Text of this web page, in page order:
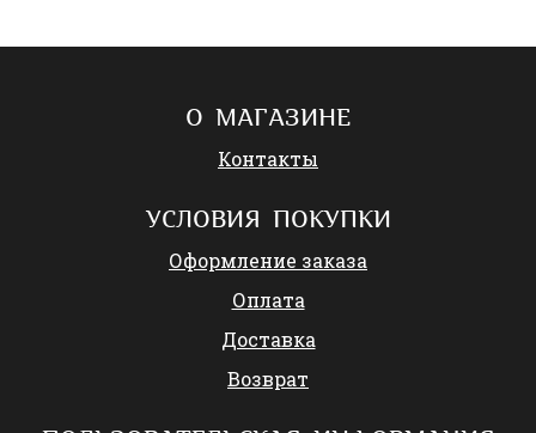
О МАГАЗИНЕ
Контакты
УСЛОВИЯ ПОКУПКИ
Оформление заказа
Оплата
Доставка
Возврат